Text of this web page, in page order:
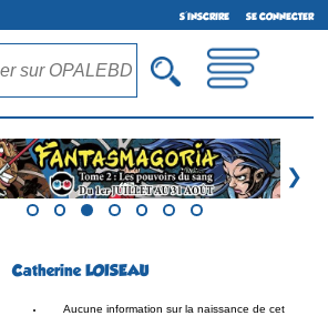
S'INSCRIRE SE CONNECTER
❯
Catherine LOISEAU
Aucune information sur la naissance de cet